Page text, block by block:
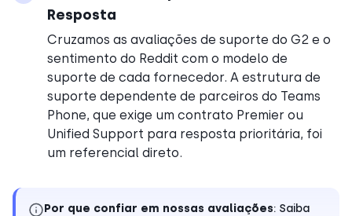
Resposta
Cruzamos as avaliações de suporte do G2 e o
sentimento do Reddit com o modelo de
suporte de cada fornecedor. A estrutura de
suporte dependente de parceiros do Teams
Phone, que exige um contrato Premier ou
Unified Support para resposta prioritária, foi
um referencial direto.
Por que confiar em nossas avaliações: Saiba